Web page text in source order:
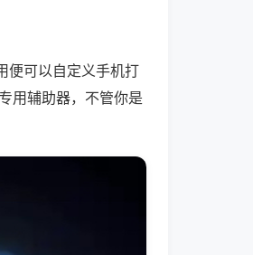
便可以自定义手机打
用辅助器，不管你是